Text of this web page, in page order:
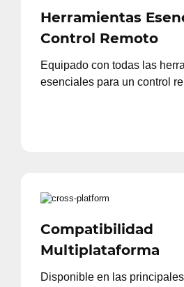
Herramientas
Control Remoto
Equipado con todas las
esenciales para un control
Compatibilidad
Multiplataforma
Disponible en las